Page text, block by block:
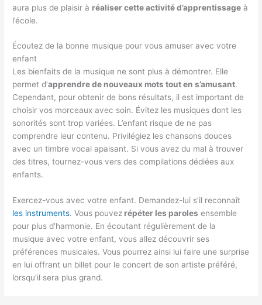
aura plus de plaisir à réaliser cette activité d’apprentissage à
l’école.
Écoutez de la bonne musique pour vous amuser avec votre
enfant
Les bienfaits de la musique ne sont plus à démontrer. Elle
permet d’apprendre de nouveaux mots tout en s’amusant.
Cependant, pour obtenir de bons résultats, il est important de
choisir vos morceaux avec soin. Évitez les musiques dont les
sonorités sont trop variées. L’enfant risque de ne pas
comprendre leur contenu. Privilégiez les chansons douces
avec un timbre vocal apaisant. Si vous avez du mal à trouver
des titres, tournez-vous vers des compilations dédiées aux
enfants.
Exercez-vous avec votre enfant. Demandez-lui s’il reconnaît
les instruments. Vous pouvez répéter les paroles ensemble
pour plus d’harmonie. En écoutant régulièrement de la
musique avec votre enfant, vous allez découvrir ses
préférences musicales. Vous pourrez ainsi lui faire une surprise
en lui offrant un billet pour le concert de son artiste préféré,
lorsqu’il sera plus grand.